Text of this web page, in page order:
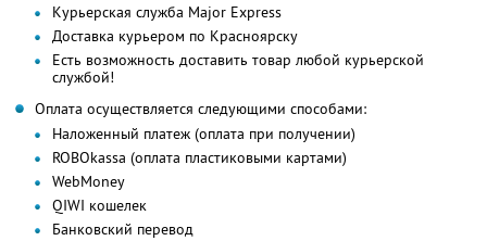
Курьерская служба Major Express
Доставка курьером по Красноярску
Есть возможность доставить товар любой курьерской
службой!
Оплата осуществляется следующими способами:
Наложенный платеж (оплата при получении)
ROBOkassa (оплата пластиковыми картами)
WebMoney
QIWI кошелек
Банковский перевод